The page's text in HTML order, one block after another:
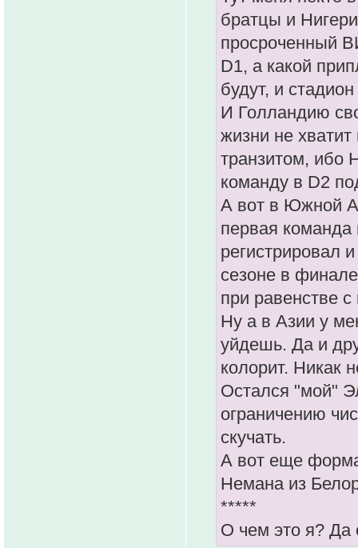
братцы и
просроченный
D1, а какой
будут, и
И Голландию
жизни не
транзитом, ибо
команду в D2
А вот в Южной
первая
регистрировал
сезоне в
при равенстве с
Ну а в Азии у
уйдешь. Да и
колорит. Никак
Остался "мой"
ограничению
скучать.
А вот еще
Немана из
*****
О чем это я? Да